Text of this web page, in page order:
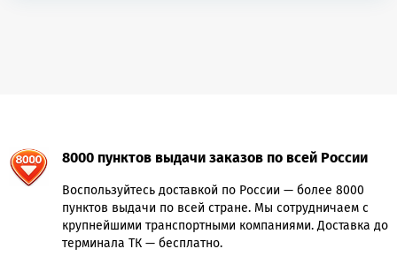
8000 пунктов выдачи заказов по всей России
Воспользуйтесь доставкой по России — более 8000
пунктов выдачи по всей стране. Мы сотрудничаем с
крупнейшими транспортными компаниями. Доставка до
терминала ТК — бесплатно.